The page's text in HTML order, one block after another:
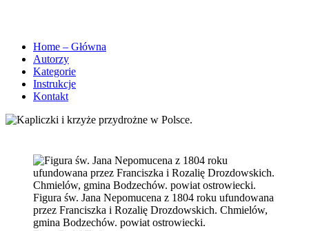
Home – Główna
Autorzy
Kategorie
Instrukcje
Kontakt
Figura św. Jana Nepomucena z 1804 roku ufundowana
przez Franciszka i Rozalię Drozdowskich. Chmielów,
gmina Bodzechów. powiat ostrowiecki.